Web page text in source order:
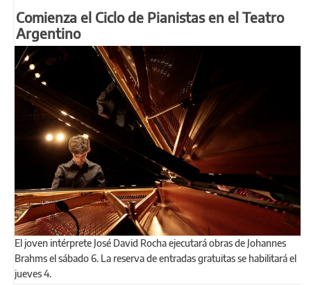
Comienza el Ciclo de Pianistas en el Teatro
Argentino
El joven intérprete José David Rocha ejecutará obras de Johannes
Brahms el sábado 6. La reserva de entradas gratuitas se habilitará el
jueves 4.